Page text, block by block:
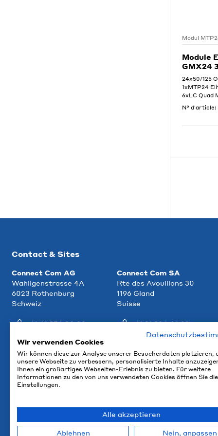
Modul
Module
GMX24
24x50/125
1xMTP24
6xLC Quad
N° d'article:
Contact & Sites
Connect Com AG
Wahligenstrasse 4A
6023 Rothenburg
Schweiz
+41 41 854 00 00
info@ccm.ch
Plan d'accès
Connect Com SA
Rte des Avouillons 30
1196 Gland
Suisse
+41 21 804 66 22
Plan d'accès
Wir verwenden Cookies
Wir können diese zur Analyse unserer Besucherdaten platzieren,
unsere Webseite zu verbessern, personalisierte Inhalte
Ihnen ein großartiges Webseiten-Erlebnis zu bieten. Für weitere
Informationen zu den von uns verwendeten Cookies öffnen Sie die
Einstellungen.
Alle akzeptieren
Ablehnen Nein, anpassen